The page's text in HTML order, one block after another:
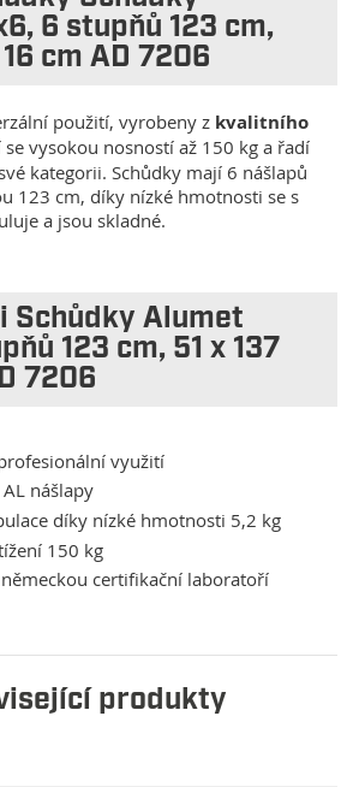
6 stupňů 123 cm,
16 cm AD 7206
použití, vyrobeny z kvalitního
se vysokou nosností až 150 kg a řadí
kategorii. Schůdky mají 6 nášlapů
123 cm, díky nízké hmotnosti se s
a jsou skladné.
Schůdky Alumet
123 cm, 51 x 137
7206
využití
nášlapy
díky nízké hmotnosti 5,2 kg
150 kg
certifikační laboratoří
produkty